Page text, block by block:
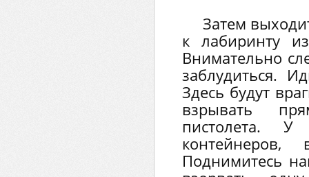
Затем
к лабиринту
Внимательно
заблудиться.
Здесь будут
взрывать
пистолета.
контейнеров,
Поднимитесь